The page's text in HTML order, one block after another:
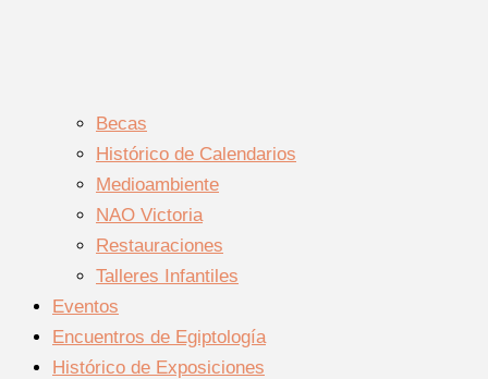
Becas
Histórico de Calendarios
Medioambiente
NAO Victoria
Restauraciones
Talleres Infantiles
Eventos
Encuentros de Egiptología
Histórico de Exposiciones